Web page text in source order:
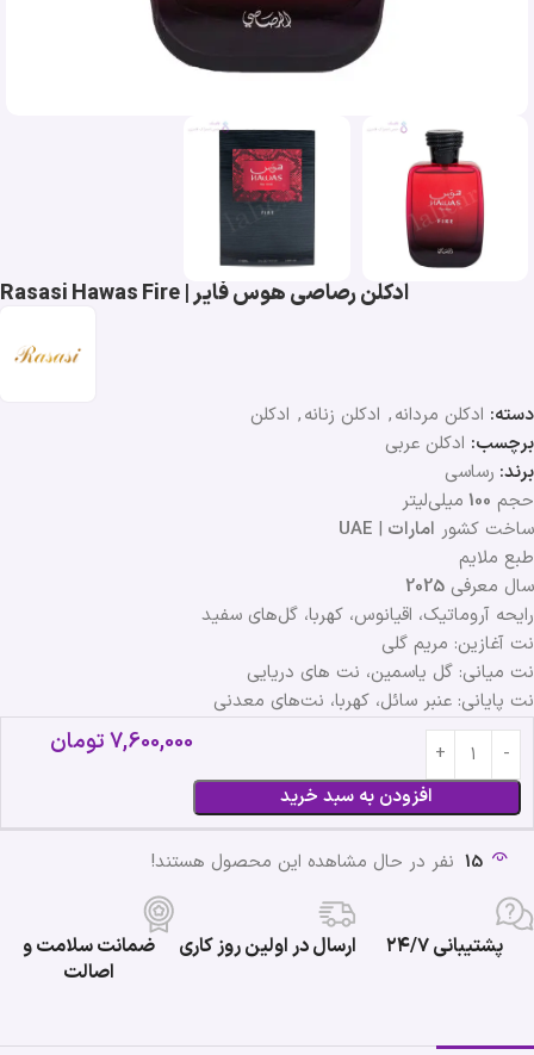
ادکلن رصاصی هوس فایر | Rasasi Hawas Fire
دسته: ادکلن مردانه, ادکلن زنانه, ادکلن
برچسب: ادکلن عربی
برند: رساسی
حجم 100 میلی‌لیتر
ساخت کشور امارات |
UAE
طبع ملایم
سال معرفی 2025
رایحه آروماتیک، اقیانوس، کهربا، گل‌های سفید
نت آغازین: مریم گلی
نت میانی: گل یاسمین، نت های دریایی
نت پایانی: عنبر سائل، کهربا، نت‌های معدنی
افزودن به سبد خرید
7,600,000تومان
15 نفر در حال مشاهده این محصول هستند!
پشتیبانی ۲۴/۷ ارسال در اولین روز کاری
ضمانت سلامت و
اصالت